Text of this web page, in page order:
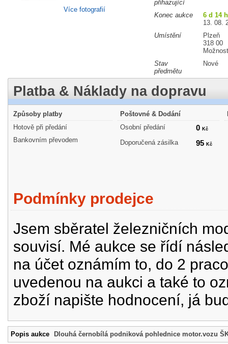
Více fotografií
přihazující
Konec aukce
6 d 14
13. 08.
Umístění
Plzeň
318 00
Stav
předmětu
Nové
Platba & Náklady na dopravu
Způsoby platby
Hotově při předání
Bankovním převodem
Poštovné & Dodání
Osobní předání
0 Kč
Doporučená zásilka 95 Kč
Podmínky prodejce
Jsem sběratel železničních
souvisí. Mé aukce se řídí
na účet oznámím to, do 2
uvedenou na aukci a také to
zboží napište hodnocení, já
Popis aukce Dlouhá černobílá podniková pohlednice motor.vozu